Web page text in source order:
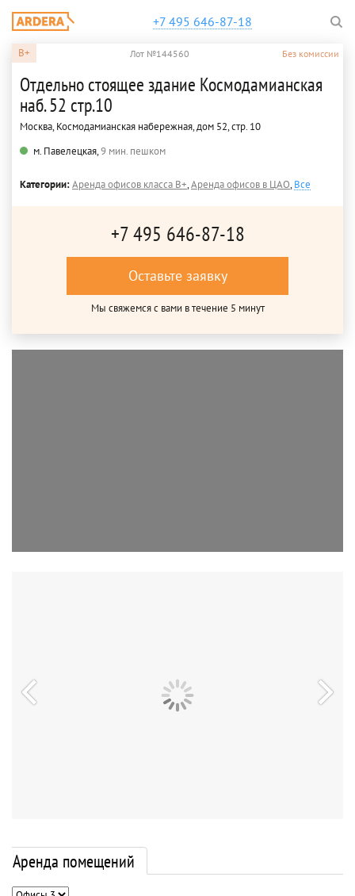
+7 495 646-87-18
B+ Лот №144560 Без комиссии
Отдельно стоящее здание Космодамианская
наб. 52 стр.10
Москва, Космодамианская набережная, дом 52, стр. 10
м. Павелецкая,9 мин. пешком
Категории:Аренда офисов класса B+,Аренда офисов в ЦАО,Все
+7 495 646-87-18
Оставьте заявку
Мы свяжемся с вами в течение 5 минут
Аренда помещений